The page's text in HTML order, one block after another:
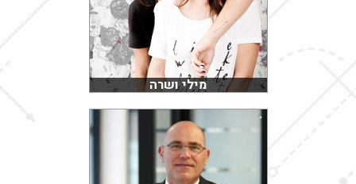
מילי ושרה